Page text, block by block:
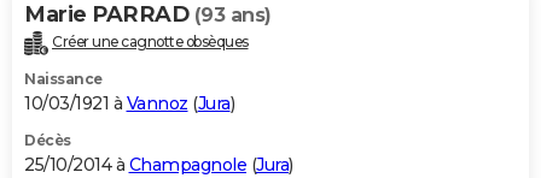
Marie PARRAD (93 ans)
Créer une cagnotte obsèques
Naissance
10/03/1921 à Vannoz (Jura)
Décès
25/10/2014 à Champagnole (Jura)